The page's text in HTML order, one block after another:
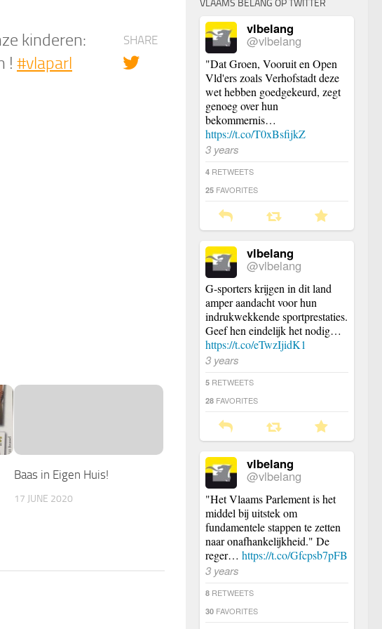
kinderen:
! #vlaparl
SHARE
Baas in Eigen Huis!
17 JUNE 2020
VLAAMS BELANG OP TWITTER
vlbelang
@vlbelang
"Dat Groen, Vooruit en Open
Vld'ers zoals Verhofstadt deze
wet hebben goedgekeurd, zegt
genoeg over hun
bekommernis…
https://t.co/T0xBsfijkZ
3 years
4 RETWEETS
25 FAVORITES
vlbelang
@vlbelang
G-sporters krijgen in dit land
amper aandacht voor hun
indrukwekkende sportprestaties.
Geef hen eindelijk het nodig…
https://t.co/eTwzIjidK1
3 years
5 RETWEETS
28 FAVORITES
vlbelang
@vlbelang
"Het Vlaams Parlement is het
middel bij uitstek om
fundamentele stappen te zetten
naar onafhankelijkheid." De
reger… https://t.co/Gfcpsb7pFB
3 years
8 RETWEETS
30 FAVORITES